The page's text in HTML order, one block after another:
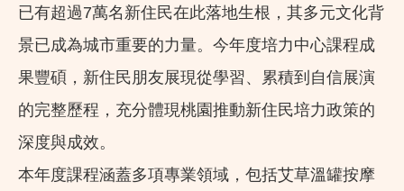
已有超過7萬名新住民在此落地生根，其多元文化背
景已成為城市重要的力量。今年度培力中心課程成
果豐碩，新住民朋友展現從學習、累積到自信展演
的完整歷程，充分體現桃園推動新住民培力政策的
深度與成效。
本年度課程涵蓋多項專業領域，包括艾草溫罐按摩